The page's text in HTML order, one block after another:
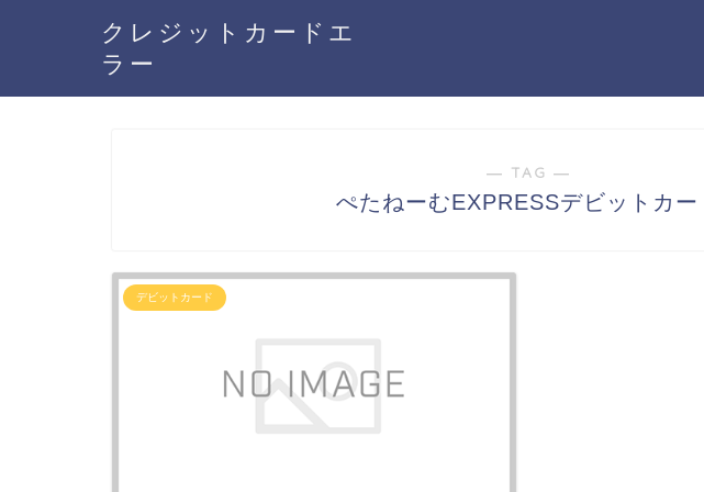
クレジットカードエ
ラー
― TAG ―
ぺたねーむEXPRESSデビットカー
デビットカード